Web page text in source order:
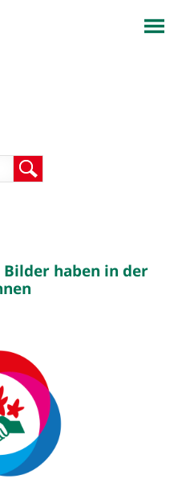
Bilder haben in der